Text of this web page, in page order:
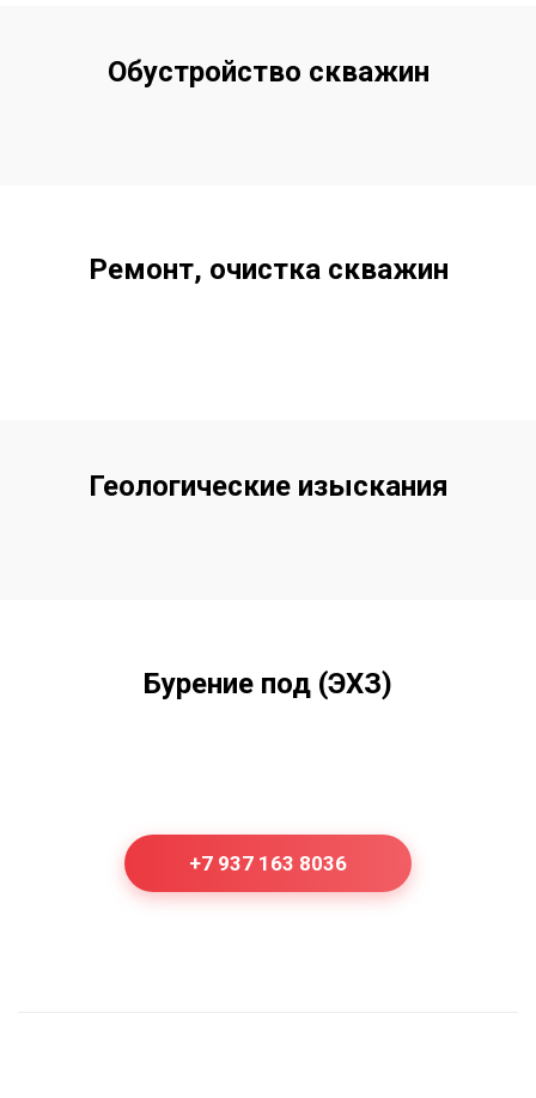
Обустройство скважин
Ремонт, очистка скважин
Геологические изыскания
Бурение под (ЭХЗ)
+7 937 163 8036